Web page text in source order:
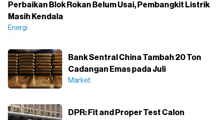
Perbaikan Blok Rokan Belum Usai, Pembangkit Listrik
Masih Kendala
Energi
Bank Sentral China Tambah 20 Ton
Cadangan Emas pada Juli
Market
DPR: Fit and Proper Test Calon